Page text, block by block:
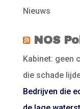
Nieuws
NOS
Kabinet: geen
die schade
Bedrijven die